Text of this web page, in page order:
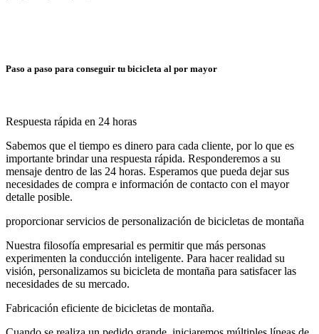
Paso a paso para conseguir tu bicicleta al por mayor
Respuesta rápida en 24 horas
Sabemos que el tiempo es dinero para cada cliente, por lo que es
importante brindar una respuesta rápida. Responderemos a su
mensaje dentro de las 24 horas. Esperamos que pueda dejar sus
necesidades de compra e información de contacto con el mayor
detalle posible.
proporcionar servicios de personalización de bicicletas de montaña
Nuestra filosofía empresarial es permitir que más personas
experimenten la conducción inteligente. Para hacer realidad su
visión, personalizamos su bicicleta de montaña para satisfacer las
necesidades de su mercado.
Fabricación eficiente de bicicletas de montaña.